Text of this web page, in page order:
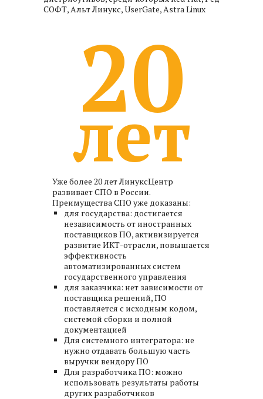
СОФТ, Альт Линукс, UserGate, Astra Linux
20
лет
Уже более 20 лет ЛинуксЦентр
развивает СПО в России.
Преимущества СПО уже доказаны:
для государства: достигается
независимость от иностранных
поставщиков ПО, активизируется
развитие ИКТ-отрасли, повышается
эффективность
автоматизированных систем
государственного управления
для заказчика: нет зависимости от
поставщика решений, ПО
поставляется с исходным кодом,
системой сборки и полной
документацией
Для системного интегратора: не
нужно отдавать большую часть
выручки вендору ПО
Для разработчика ПО: можно
использовать результаты работы
других разработчиков